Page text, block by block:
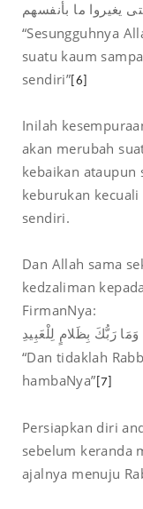
يغيروا ما بأنفسهم
“Sesungguhnya
suatu kaum
sendiri” [6]
Inilah
akan merubah
kebaikan ataupun
keburukan
sendiri.
Dan Allah sama
kedzaliman
FirmanNya:
وَمَا رَبُّكَ بِظَلامٍ لِلْعَبِيدِ
“Dan tidaklah
hambaNya” [7]
Persiapkan diri
sebelum keranda
ajalnya menuju